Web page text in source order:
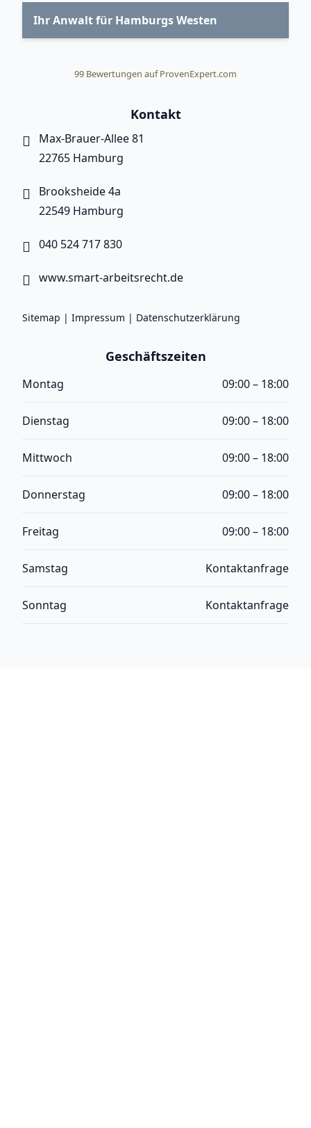
Ihr Anwalt für Hamburgs Westen
99 Bewertungen auf ProvenExpert.com
Kontakt
Max-Brauer-Allee 81
22765 Hamburg
Brooksheide 4a
22549 Hamburg
040 524 717 830
www.smart-arbeitsrecht.de
Sitemap | Impressum | Datenschutzerklärung
Geschäftszeiten
Montag 09:00 – 18:00
Dienstag 09:00 – 18:00
Mittwoch 09:00 – 18:00
Donnerstag 09:00 – 18:00
Freitag 09:00 – 18:00
Samstag Kontaktanfrage
Sonntag Kontaktanfrage